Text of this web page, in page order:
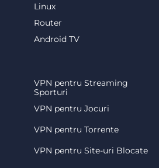
Linux
Router
Android TV
VPN pentru Streaming
Sporturi
VPN pentru Jocuri
VPN pentru Torrente
VPN pentru Site-uri Blocate